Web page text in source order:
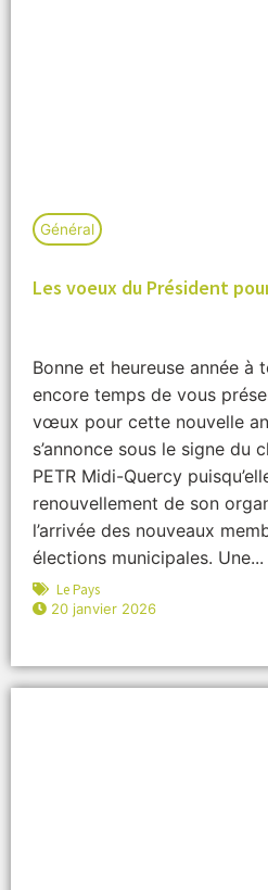
Général
Les voeux du Président
Bonne et heureuse année à
encore temps de vous
vœux pour cette nouvelle
s’annonce sous le signe du
PETR Midi-Quercy
renouvellement de son
l’arrivée des nouveaux
élections municipales. Une...
Le Pays
20 janvier 2026